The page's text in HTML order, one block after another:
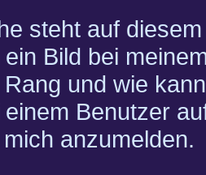
steht auf
Bild bei
und wie
Benutzer
anzumelden.